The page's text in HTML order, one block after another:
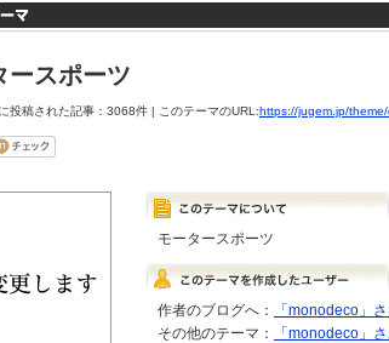
ースポーツ
投稿された記事：3068件 | このテーマのURL:https://jugem.jp/
モータースポーツ
作者のブログへ：
「monodeco」
その他のテーマ：
「monodeco」